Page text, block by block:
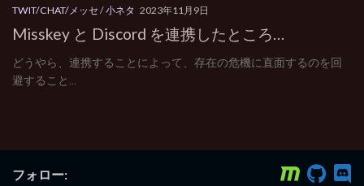
TWIT/CHAT/メッセ /小ネタ 2023年11月9日
Misskey と Discord を連携したところ…
どうやら、連携することによって、存在の危機に直面するのを回
避すること...
フォロー: